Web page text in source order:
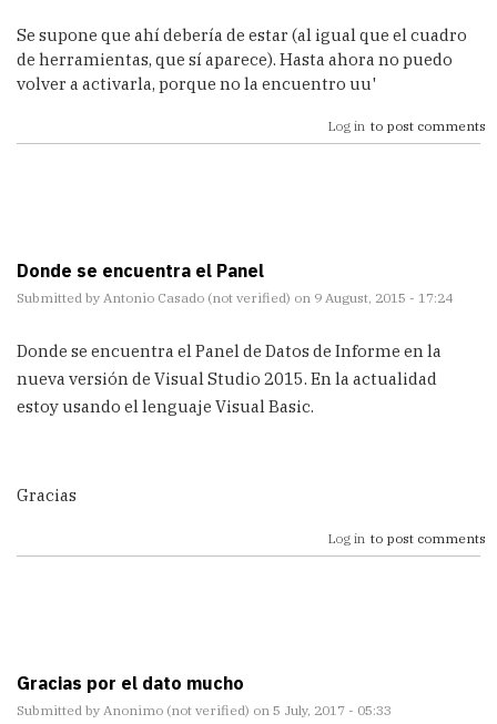
Se supone que ahí debería de estar (al igual que el cuadro
de herramientas, que sí aparece). Hasta ahora no puedo
volver a activarla, porque no la encuentro uu'
Log in to post comments
Donde se encuentra el Panel
Submitted by Antonio Casado (not verified) on 9 August, 2015 - 17:24
Donde se encuentra el Panel de Datos de Informe en la
nueva versión de Visual Studio 2015. En la actualidad
estoy usando el lenguaje Visual Basic.
Gracias
Log in to post comments
Gracias por el dato mucho
Submitted by Anonimo (not verified) on 5 July, 2017 - 05:33